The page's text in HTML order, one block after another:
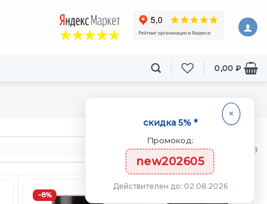
0,00 ₽
товаров из 398
−8%
скидка 5% *
Промокод:
new202605
Действителен до: 02.08.2026